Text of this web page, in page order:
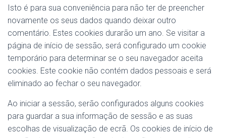
Isto é para sua conveniência para não ter de preencher
novamente os seus dados quando deixar outro
comentário. Estes cookies durarão um ano. Se visitar a
página de início de sessão, será configurado um cookie
temporário para determinar se o seu navegador aceita
cookies. Este cookie não contém dados pessoais e será
eliminado ao fechar o seu navegador.
Ao iniciar a sessão, serão configurados alguns cookies
para guardar a sua informação de sessão e as suas
escolhas de visualização de ecrã. Os cookies de início de